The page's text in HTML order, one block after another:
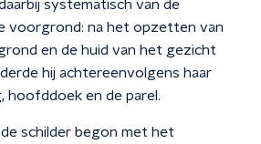
systematisch van de
voorgrond: na het opzetten van
en de huid van het gezicht
hij achtereenvolgens haar
hoofddoek en de parel.
schilder begon met het